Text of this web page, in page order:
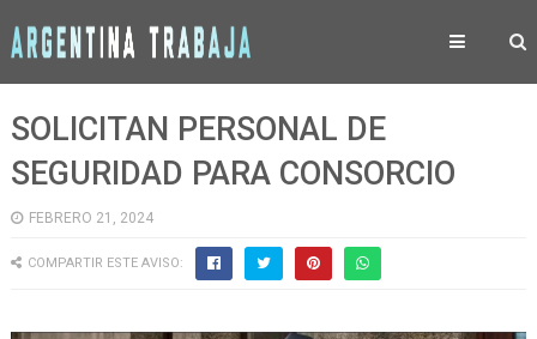
SOLICITAN PERSONAL DE
SEGURIDAD PARA CONSORCIO
FEBRERO 21, 2024
COMPARTIR ESTE AVISO: